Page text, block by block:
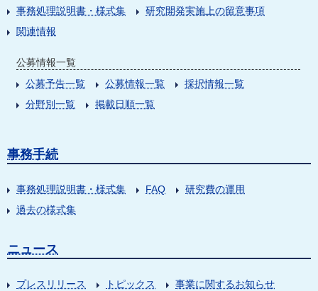
事務処理説明書・様式集
研究開発実施上の留意事項
関連情報
公募情報一覧
公募予告一覧
公募情報一覧
採択情報一覧
分野別一覧
掲載日順一覧
事務手続
事務処理説明書・様式集 FAQ
研究費の運用
過去の様式集
ニュース
プレスリリース トピックス
事業に関するお知らせ